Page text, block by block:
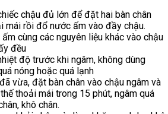
chậu đủ lớn để đặt hai bàn chân
mái rồi đổ nước ấm vào đầy chậu.
cùng các nguyên liệu khác vào chậu
đều
độ trước khi ngâm, không dùng
nóng hoặc quá lạnh
vừa, đặt bàn chân vào chậu ngâm và
thoải mái trong 15 phút, ngâm quá
khô chân.